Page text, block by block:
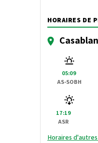
HORAIRES DE
05:09
AS-SOBH
17:19
ASR
Horaires